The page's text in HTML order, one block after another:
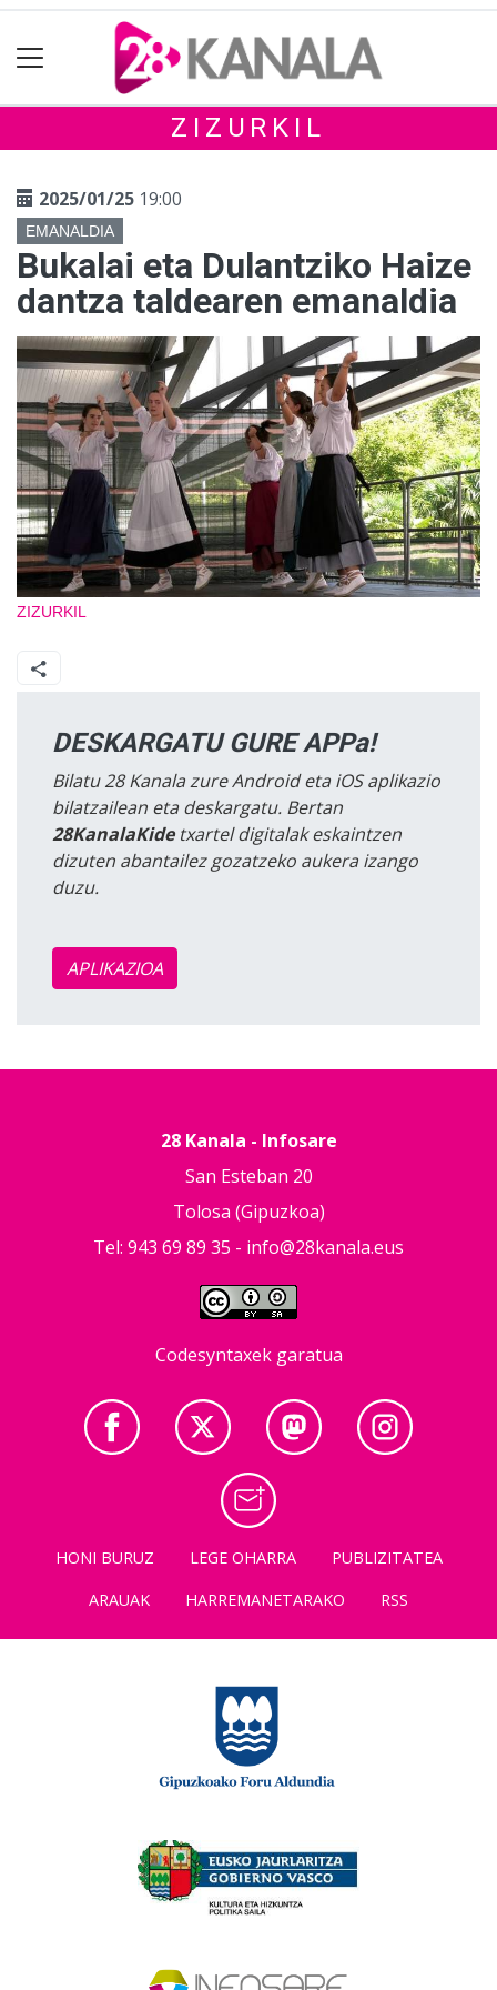
ZIZURKIL
2025/01/25 19:00
EMANALDIA
Bukalai eta Dulantziko Haize
dantza taldearen emanaldia
ZIZURKIL
DESKARGATU GURE APPa!
Bilatu 28 Kanala zure Android eta iOS aplikazio
bilatzailean eta deskargatu. Bertan
28KanalaKidetxartel digitalak eskaintzen
dizuten abantailez gozatzeko aukera izango
duzu.
APLIKAZIOA
28 Kanala - Infosare
San Esteban 20
Tolosa (Gipuzkoa)
Tel: 943 69 89 35 - info@28kanala.eus
Codesyntaxek garatua
HONI BURUZ LEGE OHARRA
PUBLIZITATEA
ARAUAK
HARREMANETARAKO RSS